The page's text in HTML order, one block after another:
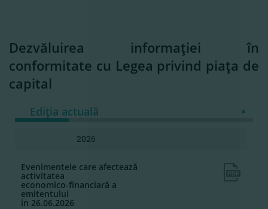
Dezvăluirea informaţiei în
conformitate cu Legea privind piaţa de
capital
Ediţia actuală
2026
Evenimentele care afectează
activitatea
economico-financiară a
emitentului
in 26.06.2026